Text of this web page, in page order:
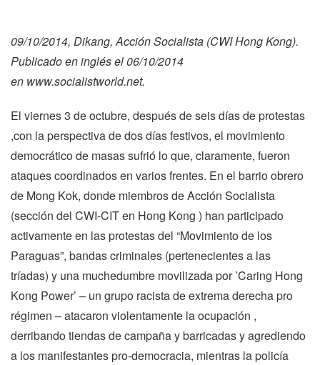
09/10/2014, Dikang, Acción Socialista (CWI Hong Kong).
Publicado en inglés el 06/10/2014
en www.socialistworld.net.
El viernes 3 de octubre, después de seis días de protestas
,con la perspectiva de dos días festivos, el movimiento
democrático de masas sufrió lo que, claramente, fueron
ataques coordinados en varios frentes. En el barrio obrero
de Mong Kok, donde miembros de Acción Socialista
(sección del CWI-CIT en Hong Kong ) han participado
activamente en las protestas del “Movimiento de los
Paraguas”, bandas criminales (pertenecientes a las
tríadas) y una muchedumbre movilizada por ’Caring Hong
Kong Power’ – un grupo racista de extrema derecha pro
régimen – atacaron violentamente la ocupación ,
derribando tiendas de campaña y barricadas y agrediendo
a los manifestantes pro-democracia, mientras la policía